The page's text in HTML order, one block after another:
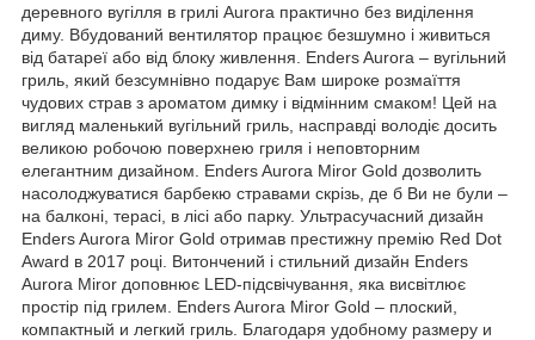
деревного вугілля в грилі Aurora практично без виділення
диму. Вбудований вентилятор працює безшумно і живиться
від батареї або від блоку живлення. Enders Aurora – вугільний
гриль, який безсумнівно подарує Вам широке розмаїття
чудових страв з ароматом димку і відмінним смаком! Цей на
вигляд маленький вугільний гриль, насправді володіє досить
великою робочою поверхнею гриля і неповторним
елегантним дизайном. Enders Aurora Miror Gold дозволить
насолоджуватися барбекю стравами скрізь, де б Ви не були –
на балконі, терасі, в лісі або парку. Ультрасучасний дизайн
Enders Aurora Miror Gold отримав престижну премію Red Dot
Award в 2017 році. Витончений і стильний дизайн Enders
Aurora Miror доповнює LED-підсвічування, яка висвітлює
простір під грилем. Enders Aurora Miror Gold – плоский,
компактный и легкий гриль. Благодаря удобному размеру и